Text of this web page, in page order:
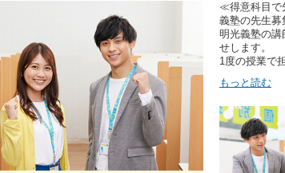
≪得意科目で
義塾の先生
明光義塾の講
せします。
1度の授業で
もっと読む